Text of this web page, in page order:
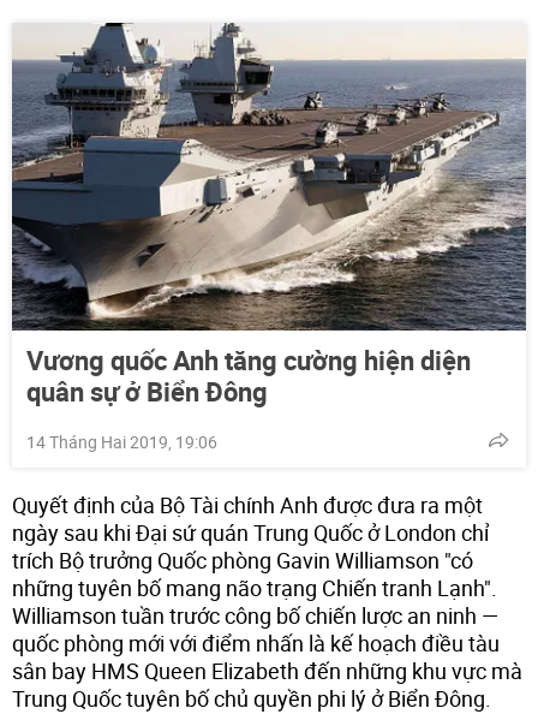
Vương quốc Anh tăng cường hiện diện
quân sự ở Biển Đông
14 Tháng Hai 2019, 19:06
Quyết định của Bộ Tài chính Anh được đưa ra một
ngày sau khi Đại sứ quán Trung Quốc ở London chỉ
trích Bộ trưởng Quốc phòng Gavin Williamson "có
những tuyên bố mang não trạng Chiến tranh Lạnh".
Williamson tuần trước công bố chiến lược an ninh —
quốc phòng mới với điểm nhấn là kế hoạch điều tàu
sân bay HMS Queen Elizabeth đến những khu vực mà
Trung Quốc tuyên bố chủ quyền phi lý ở Biển Đông.